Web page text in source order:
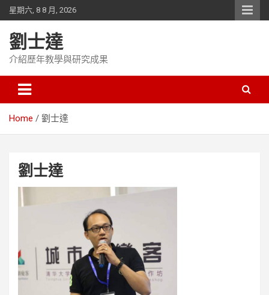
Skip
to
content
星期六, 8 8 月, 2026
劉士達
介紹歷年教學與研究成果
Home 劉士達
劉士達